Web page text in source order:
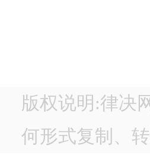
版权说明:律决
何形式复制、